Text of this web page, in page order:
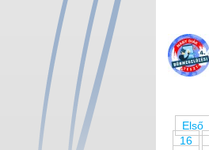
Első
16